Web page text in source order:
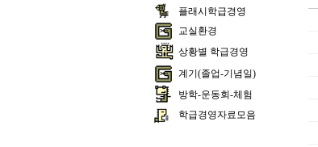
플래시학급경영
교실환경
상황별 학급경영
계기(졸업-기념일)
방학-운동회-체험
학급경영자료모음